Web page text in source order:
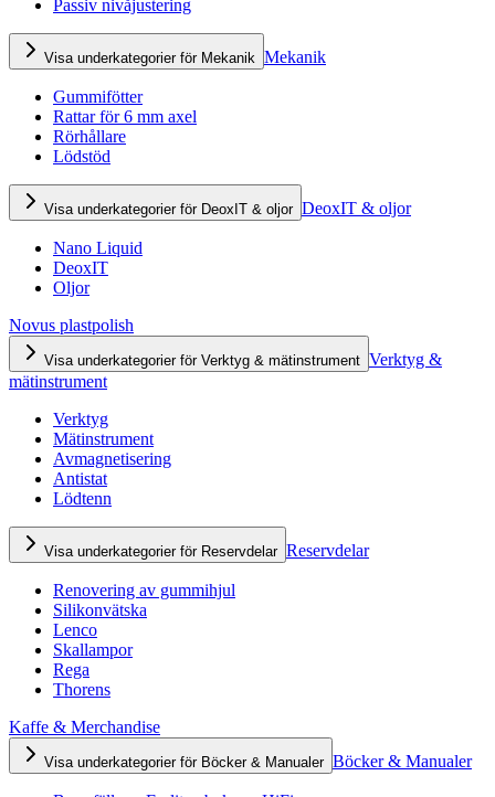
Passiv nivåjustering
Visa underkategorier för Mekanik Mekanik
Gummifötter
Rattar för 6 mm axel
Rörhållare
Lödstöd
Visa underkategorier för DeoxIT & oljor DeoxIT & oljor
Nano Liquid
DeoxIT
Oljor
Novus plastpolish
Visa underkategorier för Verktyg & mätinstrument Verktyg &
mätinstrument
Verktyg
Mätinstrument
Avmagnetisering
Antistat
Lödtenn
Visa underkategorier för Reservdelar Reservdelar
Renovering av gummihjul
Silikonvätska
Lenco
Skallampor
Rega
Thorens
Kaffe & Merchandise
Visa underkategorier för Böcker & Manualer Böcker & Manualer